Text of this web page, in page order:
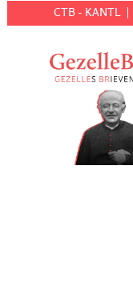
CTB - KANTL